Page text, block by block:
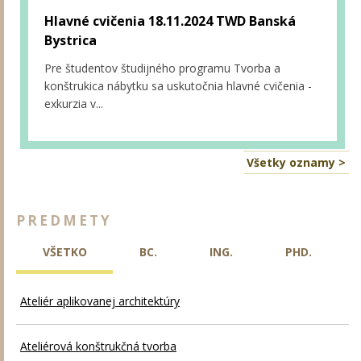
Hlavné cvičenia 18.11.2024 TWD Banská
Bystrica
Pre študentov študijného programu Tvorba a
konštrukica nábytku sa uskutočnia hlavné cvičenia -
exkurzia v...
Všetky oznamy >
PREDMETY
VŠETKO BC. ING. PHD.
Ateliér aplikovanej architektúry
Ateliérová konštrukčná tvorba